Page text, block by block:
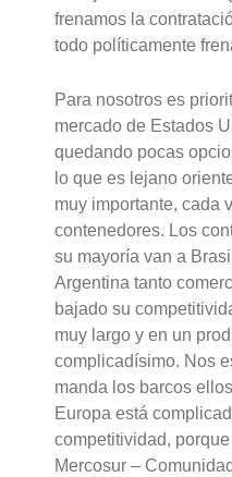
frenamos la
todo políticamente
Para nosotros es
mercado de Estados
quedando pocas
lo que es lejano
muy importante, cada
contenedores. Los
su mayoría van a
Argentina tanto
bajado su
muy largo y en un
complicadísimo. Nos
manda los barcos
Europa está
competitividad,
Mercosur –